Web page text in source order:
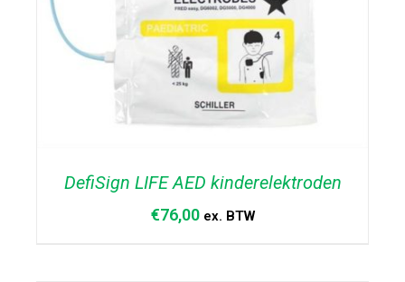
DefiSign LIFE AED kinderelektroden
€76,00 ex. BTW